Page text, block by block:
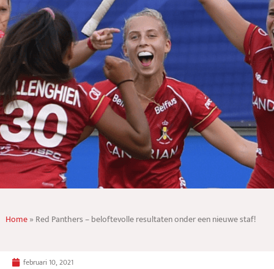
Home» Red Panthers – beloftevolle resultaten onder een nieuwe staf!
februari 10, 2021